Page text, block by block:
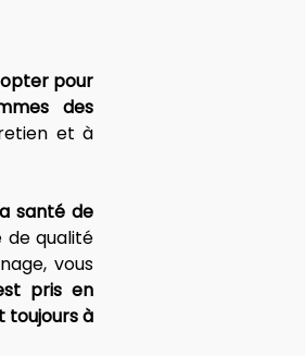
opter pour
des
et à
santé de
de qualité
vous
pris en
toujours à